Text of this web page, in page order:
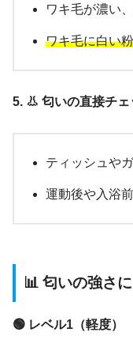
ワキ毛が濃い
ワキ毛に白い
5. 👃 匂いの直接チェ
ティッシュや
運動後や入浴
📊 匂いの強さ
🟢 レベル1（軽度）